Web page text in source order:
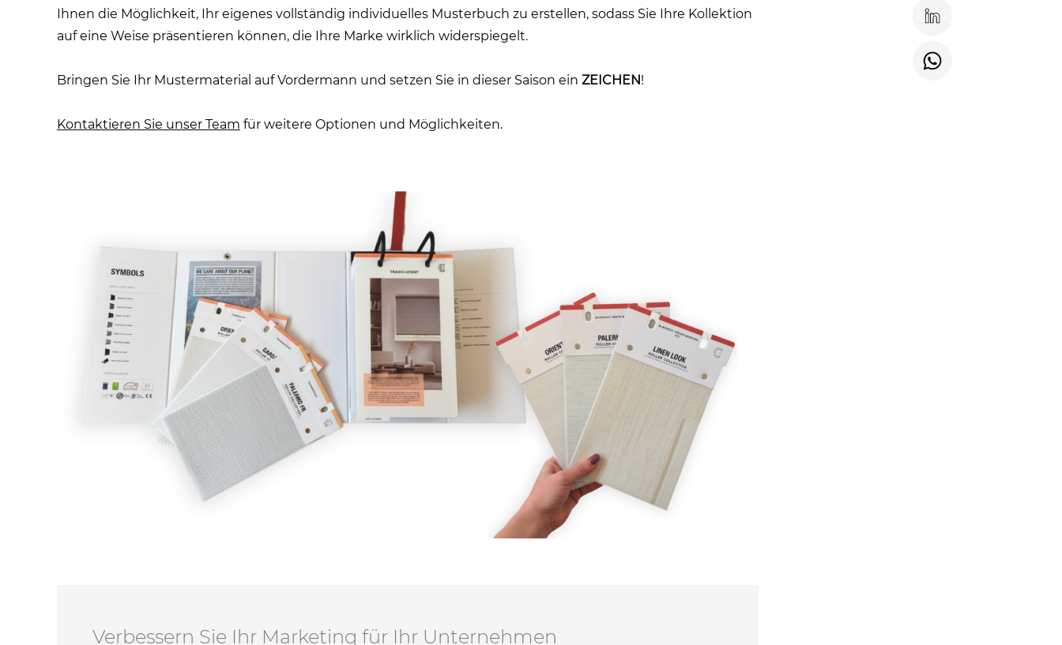
Ihnen die Möglichkeit, Ihr eigenes vollständig individuelles Musterbuch zu erstellen, sodass Sie Ihre Kollektion
auf eine Weise präsentieren können, die Ihre Marke wirklich widerspiegelt.
Bringen Sie Ihr Mustermaterial auf Vordermann und setzen Sie in dieser Saison ein ZEICHEN!
Kontaktieren Sie unser Team für weitere Optionen und Möglichkeiten.
Verbessern Sie Ihr Marketing für Ihr Unternehmen